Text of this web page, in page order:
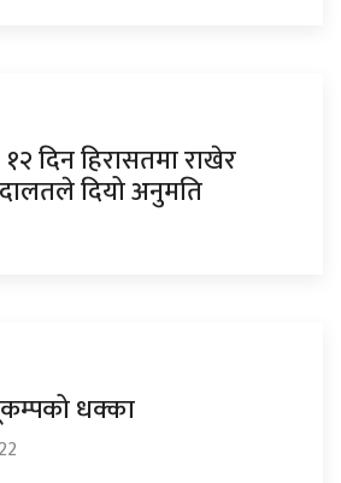
दिन हिरासतमा राखेर
दियो अनुमति
धक्का